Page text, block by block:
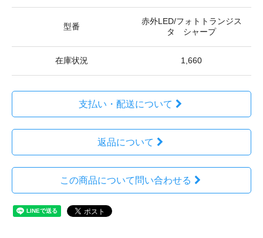
型番
赤外LED/フォトトランジス
タ シャープ
在庫状況 1,660
支払い・配送について
返品について
この商品について問い合わせる